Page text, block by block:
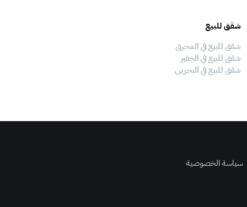
شقق للبيع
شقق للبيع في المحرق
شقق للبيع في الجفير
شقق للبيع في البحرين
سياسة الخصوصية